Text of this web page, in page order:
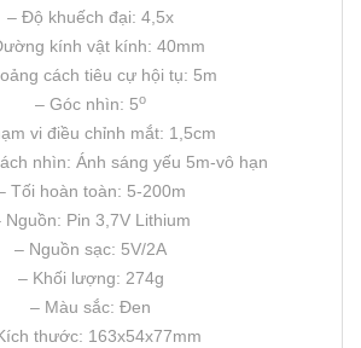
– Độ khuếch đại: 4,5x
kính vật kính: 40mm
cách tiêu cự hội tụ: 5m
– Góc nhìn: 5o
vi điều chỉnh mắt: 1,5cm
nhìn: Ánh sáng yếu 5m-vô hạn
Tối hoàn toàn: 5-200m
Nguồn: Pin 3,7V Lithium
– Nguồn sạc: 5V/2A
– Khối lượng: 274g
– Màu sắc: Đen
thước: 163x54x77mm